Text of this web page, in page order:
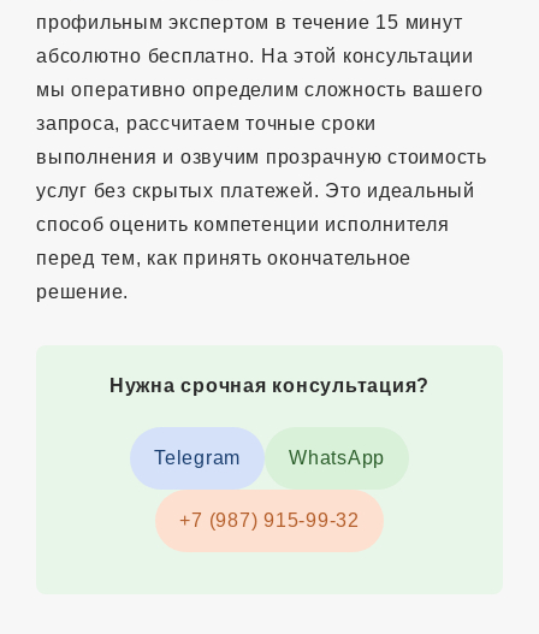
профильным экспертом в течение 15 минут
абсолютно бесплатно. На этой консультации
мы оперативно определим сложность вашего
запроса, рассчитаем точные сроки
выполнения и озвучим прозрачную стоимость
услуг без скрытых платежей. Это идеальный
способ оценить компетенции исполнителя
перед тем, как принять окончательное
решение.
Нужна срочная консультация?
Telegram WhatsApp
+7 (987) 915-99-32